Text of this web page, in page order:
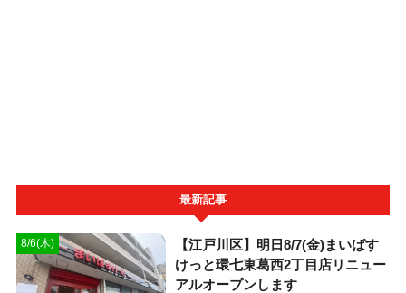
最新記事
8/6(木)
【江戸川区】明日8/7(金)まいばす
けっと環七東葛西2丁目店リニュー
アルオープンします